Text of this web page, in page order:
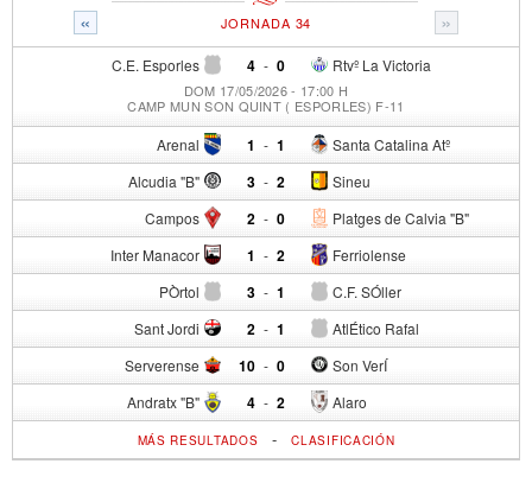
« »
JORNADA 34
C.E. Esporles 4 - Rtvº La Victoria
0
DOM 17/05/2026 - 17:00 H
CAMP MUN SON QUINT ( ESPORLES) F-11
Arenal 1 - Santa Catalina Atº
1
Alcudia "B" 3 - Sineu
2
Campos 2 - Platges de Calvia "B"
0
Inter Manacor 1 - Ferriolense
2
PÒrtol 3 - C.F. SÓller
1
Sant Jordi 2 - AtlÉtico Rafal
1
Serverense 10 - Son VerÍ
0
Andratx "B" 4 - Alaro
2
MÁS RESULTADOS -CLASIFICACIÓN